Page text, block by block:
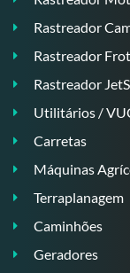
Rastreador
Rastreador
Rastreador
Utilitários /
Carretas
Máquinas
Terraplanagem
Caminhões
Geradores